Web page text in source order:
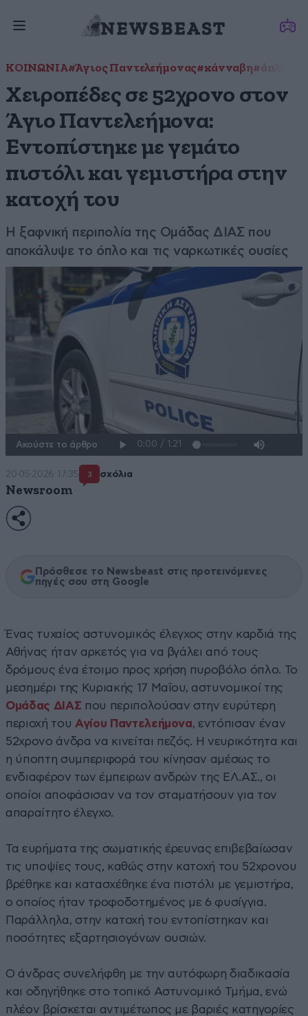
ΚΟΙΝΩΝΙΑ#Άγιος Παντελεήμονας#κάνναβη#όπλο
Χειροπέδες σε 52χρονο στον
Άγιο Παντελεήμονα:
Εντοπίστηκε με γεμάτο
πιστόλι και γεμιστήρα στην
κατοχή του
Η ξαφνική περιπολία της Ομάδας ΔΙΑΣ που
αποκάλυψε το όπλο και τις ναρκωτικές ουσίες
Ακούστε το άρθρο
20·05·2026 17:35 3 σχόλια
Newsroom
Πρόσθεσε το Newsbeast στις προτεινόμενες
πηγές σου στη Google
Ένας τυχαίος αστυνομικός έλεγχος στην καρδιά της
Αθήνας ήταν αρκετός για να βγάλει από τους
δρόμους ένα έτοιμο προς χρήση πυροβόλο όπλο. Το
μεσημέρι της Κυριακής 17 Μαΐου, αστυνομικοί της
Ομάδας ΔΙΑΣ που περιπολούσαν στην ευρύτερη
περιοχή του Αγίου Παντελεήμονα, εντόπισαν έναν
52χρονο άνδρα να κινείται πεζός. Η νευρικότητα και
η ύποπτη συμπεριφορά του κίνησαν αμέσως το
ενδιαφέρον των έμπειρων ανδρών της ΕΛ.ΑΣ., οι
οποίοι αποφάσισαν να τον σταματήσουν για τον
απαραίτητο έλεγχο.
Τα ευρήματα της σωματικής έρευνας επιβεβαίωσαν
τις υποψίες τους, καθώς στην κατοχή του 52χρονου
βρέθηκε και κατασχέθηκε ένα πιστόλι με γεμιστήρα,
ο οποίος ήταν τροφοδοτημένος με 6 φυσίγγια.
Παράλληλα, στην κατοχή του εντοπίστηκαν και
ποσότητες εξαρτησιογόνων ουσιών.
Ο άνδρας συνελήφθη με την αυτόφωρη διαδικασία
και οδηγήθηκε στο τοπικό Αστυνομικό Τμήμα, ενώ
πλέον βρίσκεται αντιμέτωπος με βαριές κατηγορίες